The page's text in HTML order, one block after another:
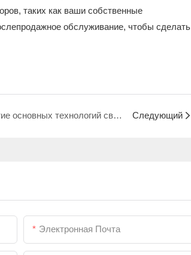
таких как ваши собственные
обслуживание, чтобы сделать
Великое открытие основных технологий сварочных аппаратов: от принципов к применению Следующий
Электронная Почта